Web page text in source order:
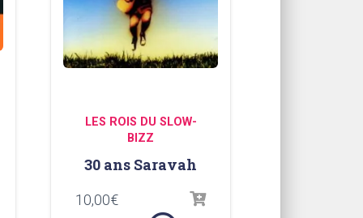
LES ROIS DU SLOW-
BIZZ
30 ans Saravah
10,00€